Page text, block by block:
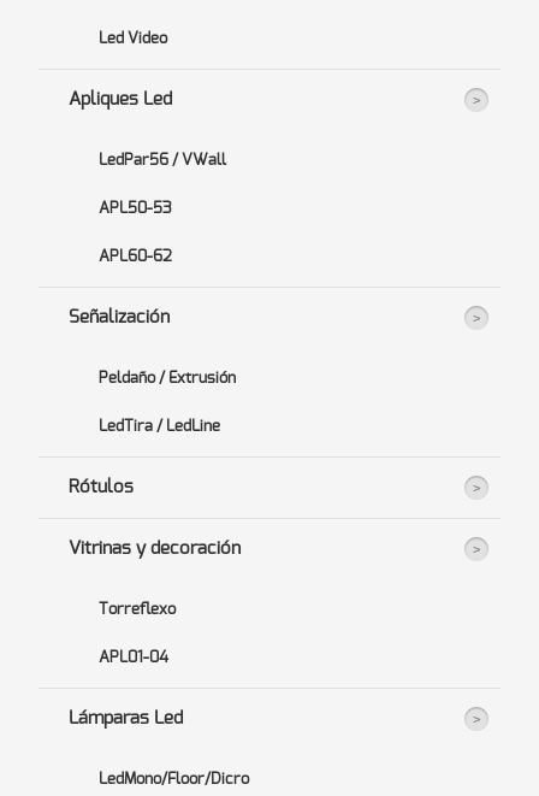
Led Video
Apliques Led
LedPar56 / VWall
APL50-53
APL60-62
Señalización
Peldaño / Extrusión
LedTira / LedLine
Rótulos
Vitrinas y decoración
Torreflexo
APL01-04
Lámparas Led
LedMono/Floor/Dicro